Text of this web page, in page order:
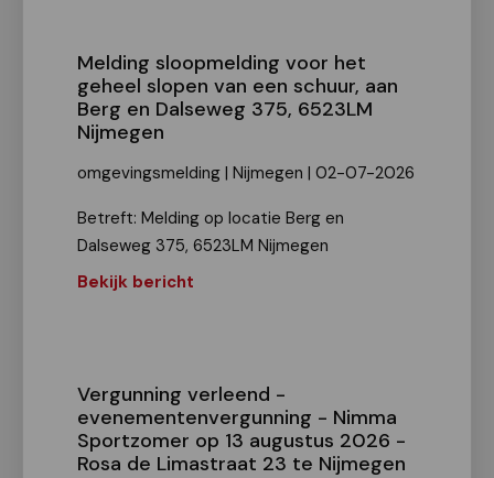
Melding sloopmelding voor het
geheel slopen van een schuur, aan
Berg en Dalseweg 375, 6523LM
Nijmegen
omgevingsmelding | Nijmegen | 02-07-2026
Betreft: Melding op locatie Berg en
Dalseweg 375, 6523LM Nijmegen
Bekijk bericht
Vergunning verleend -
evenementenvergunning - Nimma
Sportzomer op 13 augustus 2026 -
Rosa de Limastraat 23 te Nijmegen